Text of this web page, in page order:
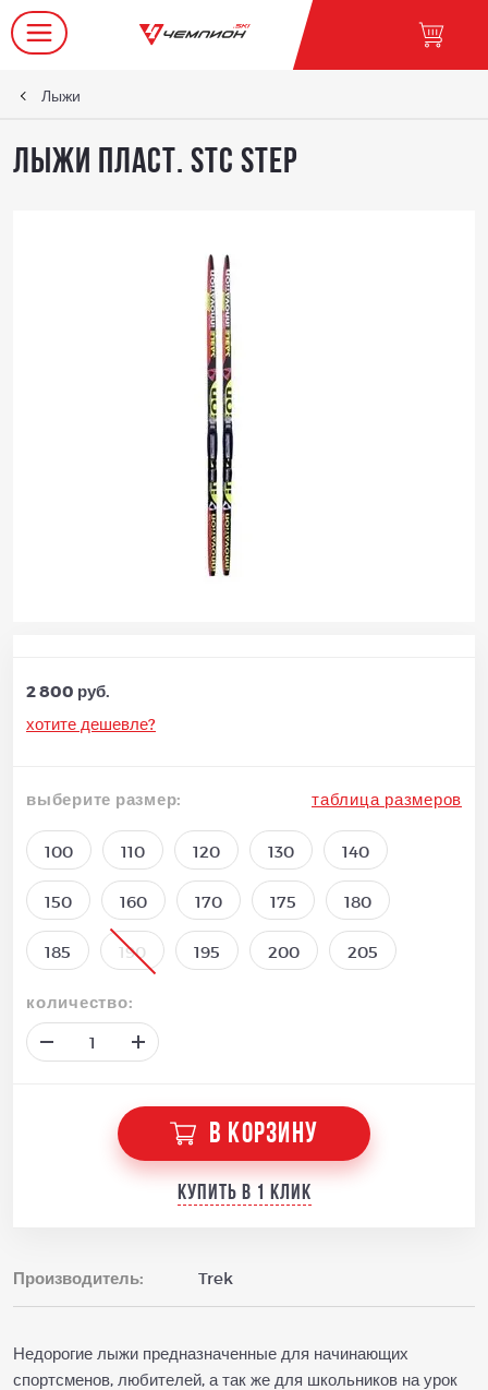
Лыжи
Лыжи пласт. STC STEP
2 800 руб.
хотите дешевле?
выберите размер: таблица размеров
100 110 120 130 140
150 160 170 175 180
185 190 195 200 205
количество:
В КОРЗИНУ
Купить в 1 клик
Производитель: Trek
Недорогие лыжи предназначенные для начинающих
спортсменов, любителей, а так же для школьников на урок